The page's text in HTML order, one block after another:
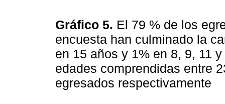
Gráfico 5. El 79 % de los
encuesta han culminado la
en 15 años y 1% en 8, 9, 11
edades comprendidas entre
egresados respectivamente